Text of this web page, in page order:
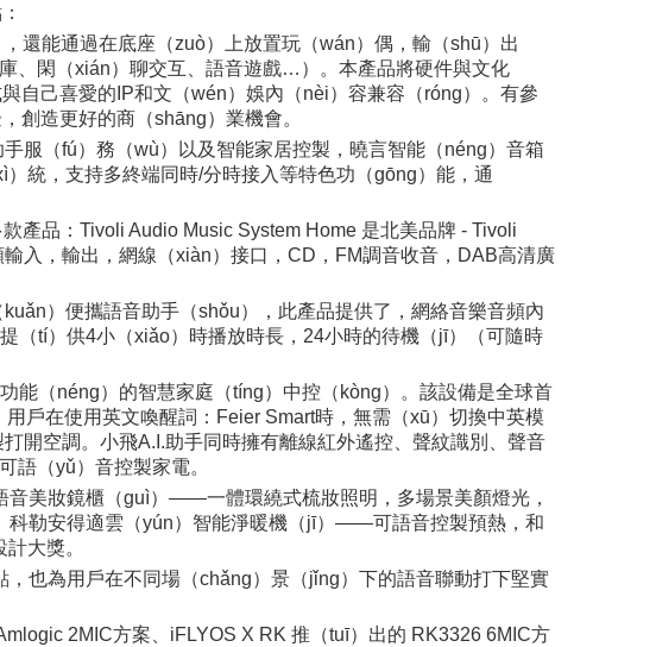
還能通過在底座（zuò）上放置玩（wán）偶，輸（shū）出
、閑（xián）聊交互、語音遊戲…）。本產品將硬件與文化
自己喜愛的IP和文（wén）娛內（nèi）容兼容（róng）。有參
創造更好的商（shāng）業機會。
服（fú）務（wù）以及智能家居控製，曉言智能（néng）音箱
統，支持多終端同時/分時接入等特色功（gōng）能，通
產品：Tivoli Audio Music System Home 是北美品牌 - Tivoli
入，輸出，網線（xiàn）接口，CD，FM調音收音，DAB高清廣
）便攜語音助手（shǒu），此產品提供了，網絡音樂音頻內
（tí）供4小（xiǎo）時播放時長，24小時的待機（jī）（可隨時
能（néng）的智慧家庭（tíng）中控（kòng）。該設備是全球首
戶在使用英文喚醒詞：Feier Smart時，無需（xū）切換中英模
開空調。小飛A.I.助手同時擁有離線紅外遙控、聲紋識別、聲音
語（yǔ）音控製家電。
美妝鏡櫃（guì）——一體環繞式梳妝照明，多場景美顏燈光，
科勒安得適雲（yún）智能淨暖機（jī）——可語音控製預熱，和
大獎。
也為用戶在不同場（chǎng）景（jǐng）下的語音聯動打下堅實
2MIC方案、iFLYOS X RK 推（tuī）出的 RK3326 6MIC方